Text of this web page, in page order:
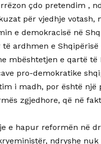
çdo pretendim ,
për vjedhje votash,
e demokracisë në
ardhmen e
mbështetjen e qartë të
pro-demokratike
i madh, por është një
zgjedhore, që në
e hapur reformën në
ndryshe